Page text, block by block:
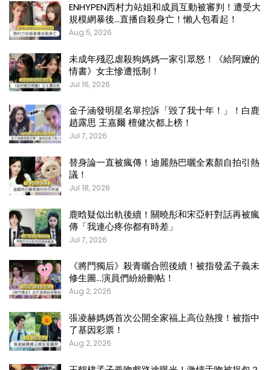
ENHYPEN西村力站姐和成員互動被審判！遭受大
規模網暴後…直播自殺身亡！懶人包看起！
Aug 5, 2026
未成年殘忍虐殺狗媽媽一家引眾怒！《給阿嬤的
情書》女主慘遭抵制！
Jul 16, 2026
金子涵發明星名單控訴「毀了我十年！」！白鹿
趙露思 王嘉爾 檀健次都上榜！
Jul 7, 2026
替身論一直被瘋傳！迪麗熱巴曬全素顏自拍引熱
議！
Jul 18, 2026
鹿晗疑似出軌後續！關曉彤和宋亞軒對話再被瘋
傳「我連心疼你都有時差」
Jul 7, 2026
《將門獨后》殺青曬合照後續！被指發孟子義未
修生圖…演員們紛紛刪帖！
Aug 2, 2026
張凌赫媽媽首次公開全家福上高位熱搜！被指中
了基因彩票！
Aug 2, 2026